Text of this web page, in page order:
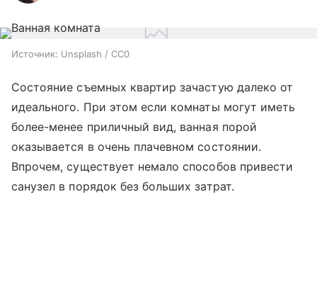
Источник: Unsplash / CC0
Состояние съемных квартир зачастую далеко от
идеального. При этом если комнаты могут иметь
более-менее приличный вид, ванная порой
оказывается в очень плачевном состоянии.
Впрочем, существует немало способов привести
санузел в порядок без больших затрат.